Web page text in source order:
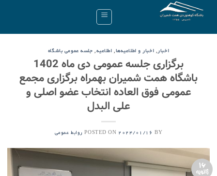
اخبار, اخبار و اطلاعیه‌ها, اطلاعیه, جلسه عمومی باشگاه
برگزاری جلسه عمومی دی ماه 1402
باشگاه همت شمیران بهمراه برگزاری مجمع
عمومی فوق العاده انتخاب عضو اصلی و
علی البدل
POSTED ON 2024/01/16 BY روابط عمومی
16
ژانویه